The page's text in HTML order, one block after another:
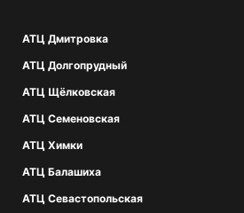
АТЦ Дмитровка
АТЦ Долгопрудный
АТЦ Щёлковская
АТЦ Семеновская
АТЦ Химки
АТЦ Балашиха
АТЦ Севастопольская